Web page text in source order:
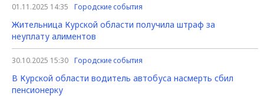
01.11.2025 14:35 Городские события
Жительница Курской области получила штраф за
неуплату алиментов
30.10.2025 15:30 Городские события
В Курской области водитель автобуса насмерть сбил
пенсионерку